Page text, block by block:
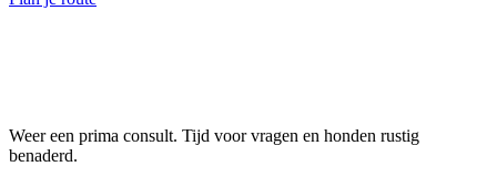
Weer een prima consult. Tijd voor vragen en honden rustig
benaderd.